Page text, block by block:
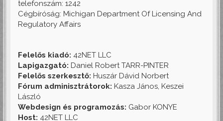
telefonszám: 1242
Cégbíróság: Michigan Department Of Licensing And
Regulatory Affairs
Felelős kiadó: 42NET LLC
Lapigazgató: Daniel Robert TARR-PINTER
Felelős szerkesztő: Huszár Dávid Norbert
Fórum adminisztrátorok: Kasza János, Keszei
László
Webdesign és programozás: Gabor KONYE
Host: 42NET LLC